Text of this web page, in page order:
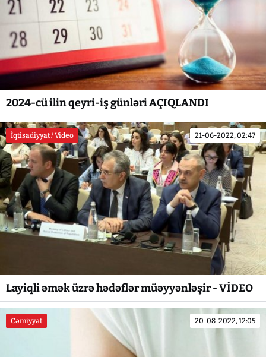
2024-cü ilin qeyri-iş günləri AÇIQLANDI
İqtisadiyyat / Video 21-06-2022, 02:47
Layiqli əmək üzrə hədəflər müəyyənləşir - VİDEO
Cəmiyyət 20-08-2022, 12:05